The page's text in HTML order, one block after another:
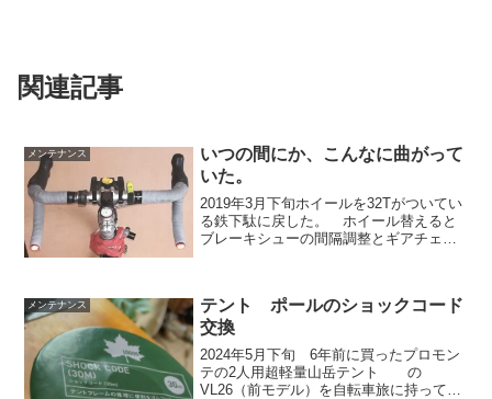
関連記事
メンテナンス
いつの間にか、こんなに曲がって
いた。
2019年3月下旬ホイールを32Tがついてい
る鉄下駄に戻した。 ホイール替えると
ブレーキシューの間隔調整とギアチェン
た。一瞬、ハンドル...
メンテナンス
テント ポールのショックコード
交換
2024年5月下旬 6年前に買ったプロモン
テの2人用超軽量山岳テント の
VL26（前モデル）を自転車旅に持って行